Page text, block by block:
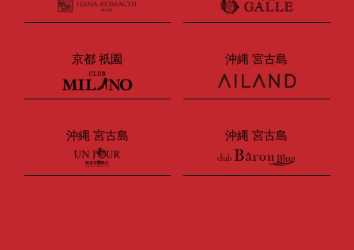
京都 祇園 沖縄 宮古島
沖縄 宮古島 沖縄 宮古島